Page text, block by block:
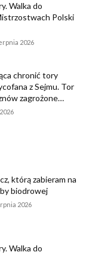
Walka do
Polski
2026
chronić tory
z Sejmu. Tor
zagrożone…
którą zabieram na
biodrowej
2026
Walka do